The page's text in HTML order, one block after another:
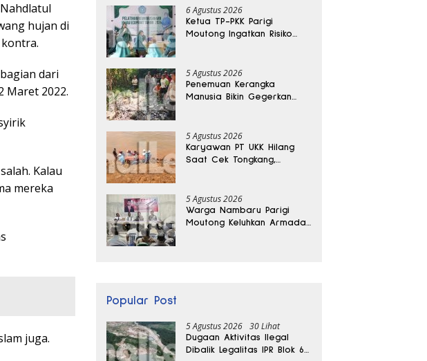
hujan di
dari
Maret 2022.
Kalau
mereka
juga.
Bersalin
6 Agustus 2026
Ketua TP-PKK Parigi
Moutong Ingatkan Risiko
5 Agustus 2026
Penemuan Kerangka
Manusia Bikin Gegerkan
5 Agustus 2026
Karyawan PT UKK Hilang
Saat Cek Tongkang,
5 Agustus 2026
Warga Nambaru Parigi
Moutong Keluhkan Armada
Popular Post
5 Agustus 2026 30 Lihat
Dugaan Aktivitas Ilegal
Dibalik Legalitas IPR Blok 6